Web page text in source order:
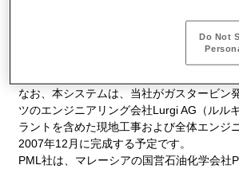
今回受注したのは、自社開発の18MW級カ
「L20A」を主機とする天然ガス焚きのガス
なお、本システムは、当社がガスタービン
ツのエンジニアリング会社Lurgi AG（ルル
ラントを含めた現地工事および全体エンジ
2007年12月に完成する予定です。
PML社は、マレーシアの国営石油化学会社
Do Not